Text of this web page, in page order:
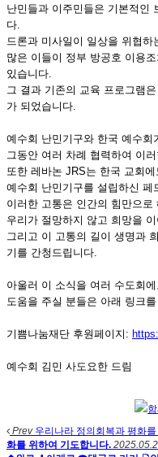
난민들과 이주민들은 기본적인
다.
드론과 미사일이 일상을 위협하
많은 이들이 정부 방공호 이용
있습니다.
그 결과 기존의 교육 프로그램
가 되었습니다.
예수회 난민기구와 한국 예수회
그동안 여러 차례 협력하여 이
또한 레바논 JRS는 한국 교회
예수회 난민기구를 설립하신
이러한 고통은 인간의 힘만으로
우리가 절망하지 않고 희망을
그리고 이 고통의 길이 생명과
기를 간청드립니다.
아울러 이 소식을 여러 수도회
도움을 주실 분들은 아래 링크
기쁨나눔재단 후원페이지:
예수회 김민 사도요한 드림
Prev우리나라 정의회복과 평화
화를 위하여 기도합니다.